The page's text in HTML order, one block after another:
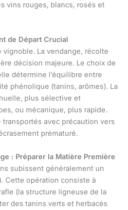
vins rouges, blancs, rosés et
de Départ Crucial
vignoble. La vendange, récolte
décision majeure. Le choix de
détermine l’équilibre entre
phénolique (tanins, arômes). La
plus sélective et
ou mécanique, plus rapide.
avec précaution vers
prématuré.
: Préparer la Matière Première
subissent généralement un
Cette opération consiste à
(la structure ligneuse de la
des tanins verts et herbacés